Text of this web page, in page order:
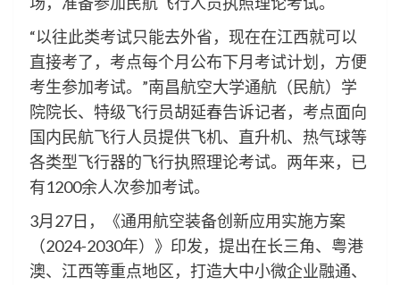
“以往此类考试只能去外省，现在在江西就可以
直接考了，考点每个月公布下月考试计划，方便
考生参加考试。”南昌航空大学通航（民航）学
院院长、特级飞行员胡延春告诉记者，考点面向
国内民航飞行人员提供飞机、直升机、热气球等
各类型飞行器的飞行执照理论考试。两年来，已
有1200余人次参加考试。
3月27日，《通用航空装备创新应用实施方案
（2024-2030年）》印发，提出在长三角、粤港
澳、江西等重点地区，打造大中小微企业融通、